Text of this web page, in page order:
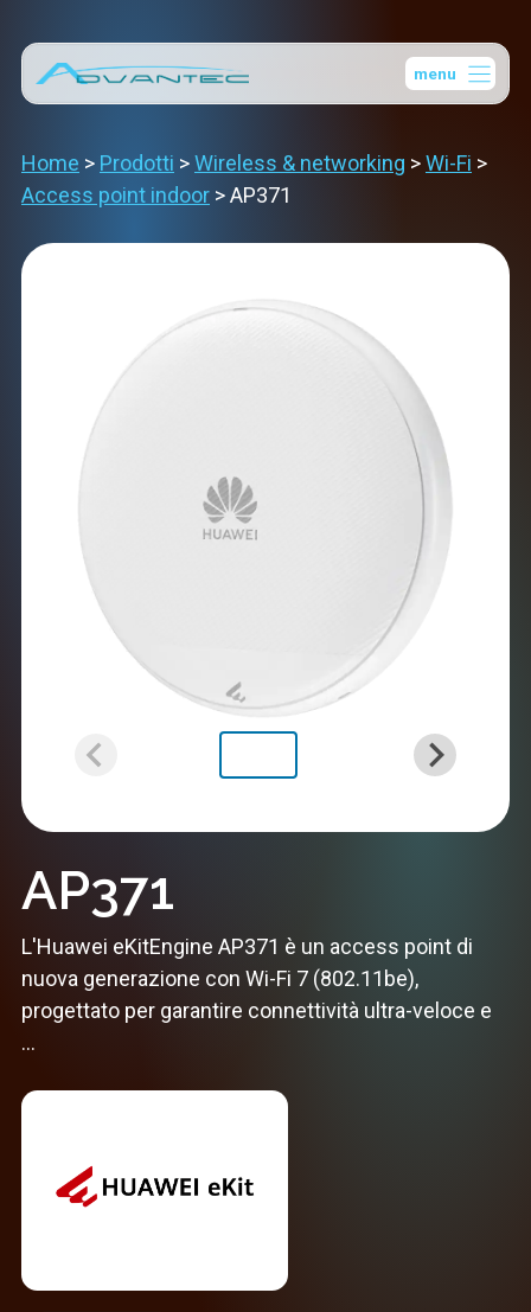
contenuto
menu
Home > Prodotti >Wireless & networking >Wi-Fi >
Access point indoor >AP371
AP371
L'Huawei eKitEngine AP371 è un access point di
nuova generazione con Wi-Fi 7 (802.11be),
progettato per garantire connettività ultra-veloce e
...